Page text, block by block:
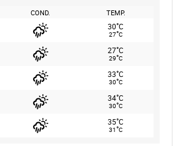
COND. TEMP.
30°C
27°C
27°C
29°C
33°C
30°C
34°C
30°C
35°C
31°C